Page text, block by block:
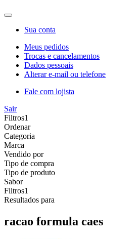
Sua conta
Meus pedidos
Trocas e cancelamentos
Dados pessoais
Alterar e-mail ou telefone
Fale com lojista
Sair
Filtros1
Ordenar
Categoria
Marca
Vendido por
Tipo de compra
Tipo de produto
Sabor
Filtros1
Resultados para
racao formula caes